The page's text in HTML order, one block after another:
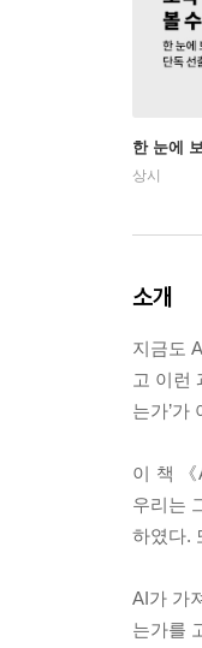
한 눈에
상시
소개
지금도
고 이런
는가’가
이 책
우리는
하였다.
AI가 가
는가를